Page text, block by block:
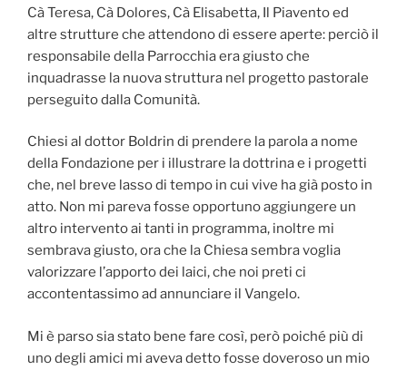
Cà Teresa, Cà Dolores, Cà Elisabetta, Il Piavento ed
altre strutture che attendono di essere aperte: perciò il
responsabile della Parrocchia era giusto che
inquadrasse la nuova struttura nel progetto pastorale
perseguito dalla Comunità.
Chiesi al dottor Boldrin di prendere la parola a nome
della Fondazione per i illustrare la dottrina e i progetti
che, nel breve lasso di tempo in cui vive ha già posto in
atto. Non mi pareva fosse opportuno aggiungere un
altro intervento ai tanti in programma, inoltre mi
sembrava giusto, ora che la Chiesa sembra voglia
valorizzare l’apporto dei laici, che noi preti ci
accontentassimo ad annunciare il Vangelo.
Mi è parso sia stato bene fare così, però poiché più di
uno degli amici mi aveva detto fosse doveroso un mio